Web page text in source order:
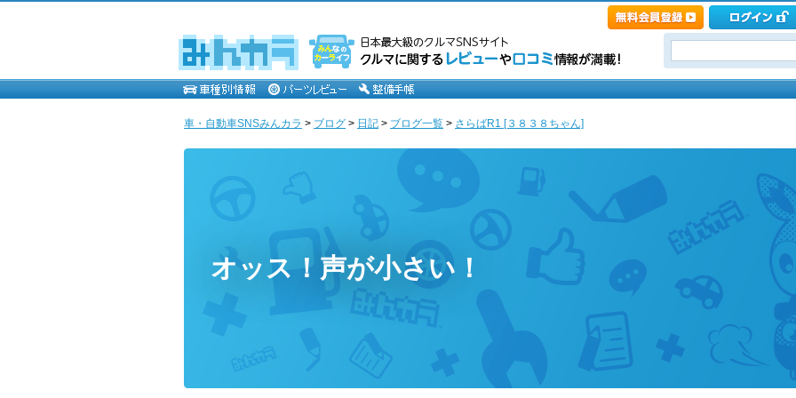
車・自動車SNSみんカラ > ブログ > 日記 > ブログ一覧 > さらばR1 [３８３８ちゃん]
オッス！声が小さい！